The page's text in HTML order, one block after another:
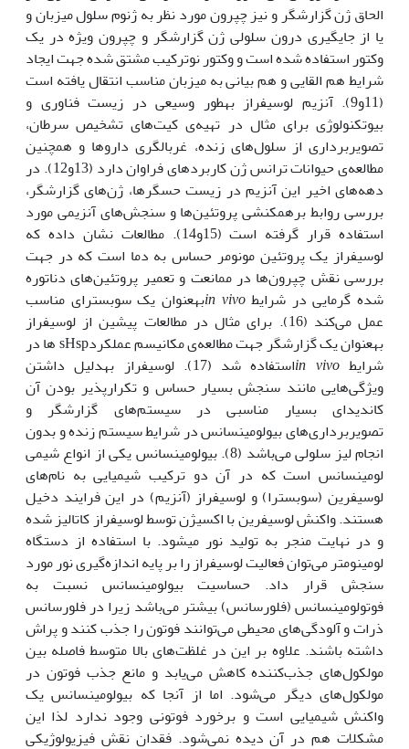
الحاق ژن گزارش‫گر و نیز چپرون مورد نظر به ژنوم سلول میزبان و
یا از جایگیری درون سلولی ژن گزارش‫گر و چپرون ویژه در یک
وکتور استفاده شده است و وکتور نوترکیب مشتق شده جهت ایجاد
شرایط هم القایی و هم بیانی به میزبان مناسب انتقال یافته است
(11و9). آنزیم لوسیفراز به‫طور وسیعی در زیست فناوری و
بیوتکنولوژی برای مثال در تهیه‌ی کیت‌های تشخیص سرطان،
تصویربرداری از سلول‌های زنده، غربال‫گری داروها و همچنین
مطالعه‌ی حیوانات ترانس ژن کاربردهای فراوان دارد (13و12). در
دهه‌های اخیر این آنزیم در زیست حسگرها، ژن‌های گزارش‫گر،
بررسی روابط برهم‫کنشی پروتئین‌ها و سنجش‌های آنزیمی مورد
استفاده قرار گرفته است (15و14). مطالعات نشان داده که
لوسیفراز یک پروتئین مونومر حساس به دما است که در جهت
بررسی نقش چپرون‌ها در ممانعت و تعمیر پروتئین‌های دناتوره
شده گرمایی در شرایطin vivo به‫عنوان یک سوبسترای مناسب
عمل می‌کند (16). برای مثال در مطالعات پیشین از لوسیفراز
به‫عنوان یک گزارش‫گر جهت مطالعه‌ی مکانیسم عملکردsHsp ها در
شرایطin vivo
استفاده شد (17). لوسیفراز به‫دلیل داشتن
ویژگی‌هایی مانند سنجش بسیار حساس و تکرارپذیر بودن آن
کاندیدای بسیار مناسبی در سیستم‌‌های گزارش‫گر و
تصویربرداری‌های بیولومینسانس در شرایط سیستم زنده و بدون
انجام لیز سلولی می‌باشد (8). بیولومینسانس یکی از انواع شیمی
لومینسانس است که در آن دو ترکیب شیمیایی به نام‌های
لوسیفرین (سوبسترا) و لوسیفراز (آنزیم) در این فرایند دخیل
هستند. واکنش لوسیفرین با اکسیژن توسط لوسیفراز کاتالیز شده
و در نهایت منجر به تولید نور می‫شود. با استفاده از دستگاه
لومینومتر می‌توان فعالیت لوسیفراز را بر پایه اندازه‌گیری نور مورد
سنجش قرار داد. حساسیت بیولومینسانس نسبت به
فوتولومینسانس (فلورسانس) بیشتر می‌باشد زیرا در فلورسانس
ذرات و آلودگی‌های محیطی می‌توانند فوتون را جذب کنند و پراش
داشته باشند. علاوه بر این در غلظت‌های بالا متوسط فاصله بین
مولکول‌های جذب‌کننده کاهش می‌یابد و مانع جذب فوتون در
مولکول‌های دیگر می‌شود. اما از آن‫جا که بیولومینسانس یک
واکنش شیمیایی است و برخورد فوتونی وجود ندارد لذا این
مشکلات هم در آن دیده نمی‌شود. فقدان نقش فیزیولوژیکی